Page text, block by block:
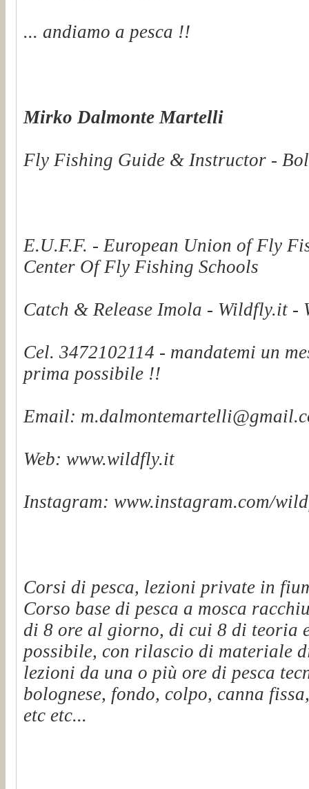
... andiamo a pesca !!
Mirko Dalmonte Martelli
Fly Fishing Guide & Instructor -
E.U.F.F. - European Union of Fly
Center Of Fly Fishing Schools
Catch & Release Imola - Wildfly.it
Cel. 3472102114 - mandatemi un
prima possibile !!
Email:
Web: www.wildfly.it
Instagram: www.instagram.com/
Corsi di pesca, lezioni private in
Corso base di pesca a mosca
di 8 ore al giorno, di cui 8 di teoria
possibile, con rilascio di materiale
lezioni da una o più ore di pesca
bolognese, fondo, colpo, canna
etc etc...